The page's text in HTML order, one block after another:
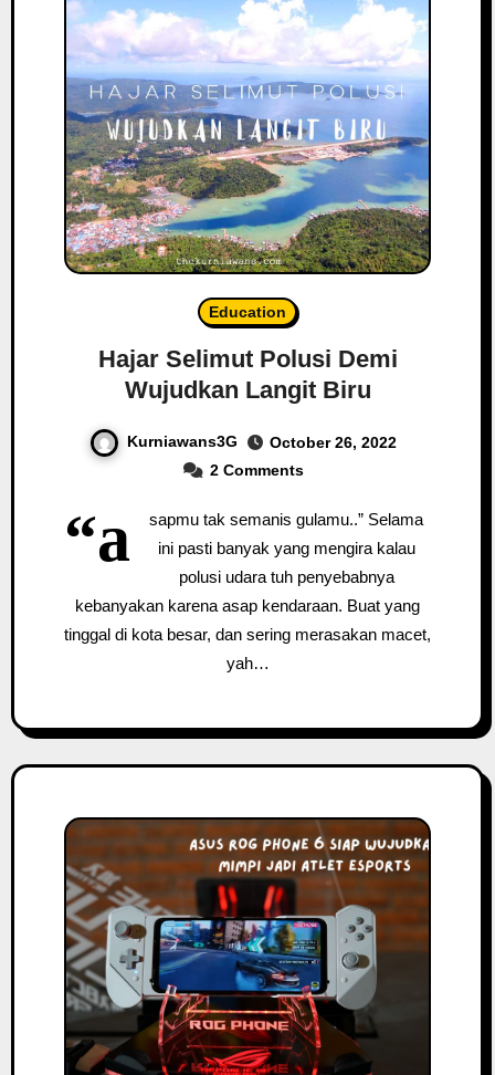
Education
Hajar Selimut Polusi Demi
Wujudkan Langit Biru
Kurniawans3G
October 26, 2022
2 Comments
“a
sapmu tak semanis gulamu..” Selama
ini pasti banyak yang mengira kalau
polusi udara tuh penyebabnya
kebanyakan karena asap kendaraan. Buat yang
tinggal di kota besar, dan sering merasakan macet,
yah…